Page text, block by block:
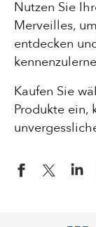
Nutzen Sie
Merveilles,
entdecken
Kaufen Sie
Produkte ein,